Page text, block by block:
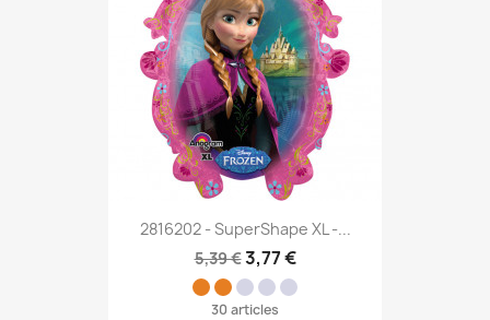
2816202 - SuperShape XL -...
5,39 €3,77 €
30 articles